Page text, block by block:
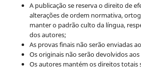
A publicação se reserva o direito de
alterações de ordem normativa,
manter o padrão culto da língua,
dos autores;
As provas finais não serão enviadas
Os originais não serão devolvidos
Os autores mantém os direitos totais